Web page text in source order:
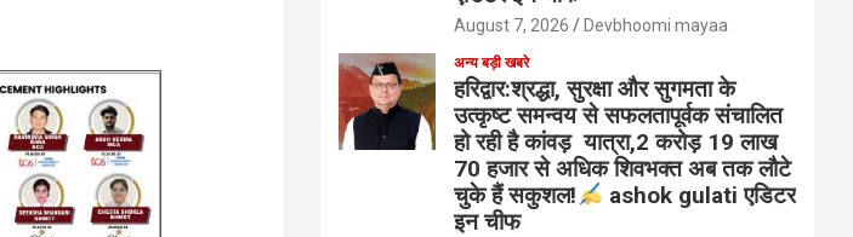
August 7, 2026 Devbhoomi mayaa
अन्य बड़ी खबरे
हरिद्वार:श्रद्धा, सुरक्षा और सुगमता के
उत्कृष्ट समन्वय से सफलतापूर्वक संचालित
हो रही है कांवड़ यात्रा,2 करोड़ 19 लाख
70 हजार से अधिक शिवभक्त अब तक लौटे
चुके हैं सकुशल!
ashok gulati एडिटर
इन चीफ